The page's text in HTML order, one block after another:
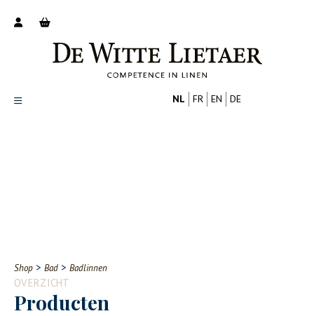
Contact
NL FR EN DE
Shop > Bad > Badlinnen
OVERZICHT
Producten